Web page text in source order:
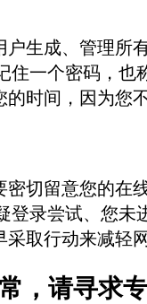
生成、管理所
住一个密码，也
时间，因为您
切留意您的在
录尝试、您未
取行动来减轻
，请寻求